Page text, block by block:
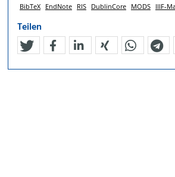
BibTeX EndNote RIS DublinCore MODS IIIF-
Teilen